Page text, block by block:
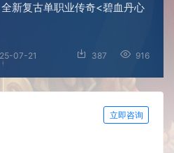
新复古单职业传奇<碧血丹心
07-21 387 916
立即咨询